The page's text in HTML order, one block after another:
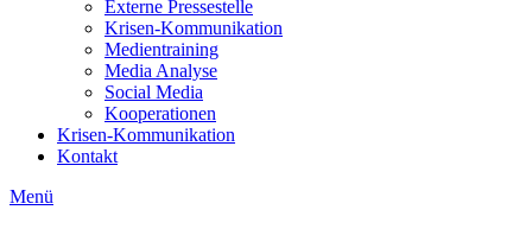
Externe Pressestelle
Krisen-Kommunikation
Medientraining
Media Analyse
Social Media
Kooperationen
Krisen-Kommunikation
Kontakt
Menü